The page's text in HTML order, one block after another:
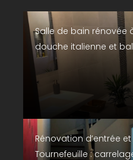
Salle de bain rénovée
douche italienne et
Rénovation d’entrée
Tournefeuille :